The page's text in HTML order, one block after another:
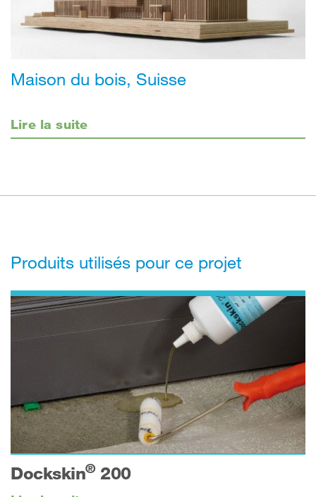
Maison du bois, Suisse
Lire la suite
Produits utilisés pour ce projet
Dockskin® 200